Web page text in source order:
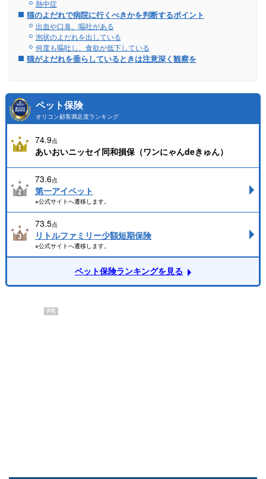
熱中症
猫のよだれで病院に行くべきかを判断するポイント
出血や口臭、嘔吐がある
泡状のよだれを出している
何度も嘔吐し、食欲が低下している
猫がよだれを垂らしているときは注意深く観察を
ペット保険
オリコン顧客満足度ランキング
74.9点
あいおいニッセイ同和損保（ワンにゃんdeきゅん）
73.6点
第一アイペット
※公式サイトへ遷移します。
73.5点
リトルファミリー少額短期保険
※公式サイトへ遷移します。
ペット保険ランキングを見る
PR